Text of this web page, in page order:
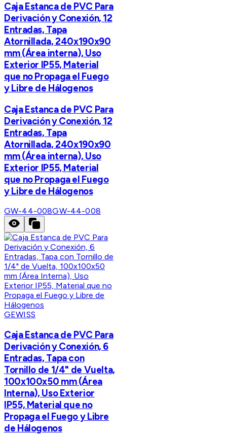
Caja Estanca de PVC Para
Derivación y Conexión, 12
Entradas, Tapa
Atornillada, 240x190x90
mm (Área interna), Uso
Exterior IP55, Material
que no Propaga el Fuego
y Libre de Hálogenos
Caja Estanca de PVC Para
Derivación y Conexión, 12
Entradas, Tapa
Atornillada, 240x190x90
mm (Área interna), Uso
Exterior IP55, Material
que no Propaga el Fuego
y Libre de Hálogenos
GW-44-008GW-44-008
GEWISS
Caja Estanca de PVC Para
Derivación y Conexión, 6
Entradas, Tapa con
Tornillo de 1/4" de Vuelta,
100x100x50 mm (Área
Interna), Uso Exterior
IP55, Material que no
Propaga el Fuego y Libre
de Hálogenos